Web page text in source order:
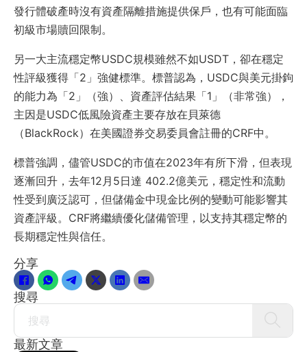
發行體破產時沒有資產隔離措施提供保戶，也有可能面臨
初級市場贖回限制。
另一大主流穩定幣USDC規模雖然不如USDT，卻在穩定
性評級獲得「2」強健標準。標普認為，USDC與美元掛鉤
的能力為「2」（強）、資產評估結果「1」（非常強），
主因是USDC低風險資產主要存放在貝萊德
（BlackRock）在美國證券交易委員會註冊的CRF中。
標普強調，儘管USDC的市值在2023年有所下滑，但表現
逐漸回升，去年12月5日達 402.2億美元，穩定性和流動
性受到廣泛認可，但儲備金中現金比例的變動可能影響其
資產評級。CRF將繼續優化儲備管理，以支持其穩定幣的
長期穩定性與信任。
分享
搜尋
Search
最新文章